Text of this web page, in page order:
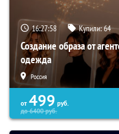
16:27:57 Купили:64
Создание образа от
одежда
Россия
от 499 руб.
до6400руб.